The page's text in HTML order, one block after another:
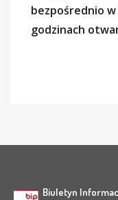
bezpośrednio
godzinach
Biuletyn